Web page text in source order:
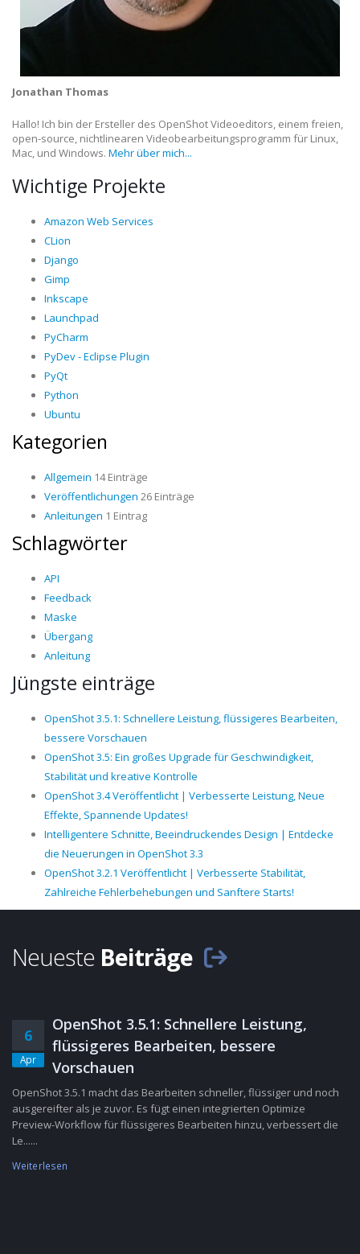
Jonathan Thomas
Hallo! Ich bin der Ersteller des OpenShot Videoeditors, einem freien,
open-source, nichtlinearen Videobearbeitungsprogramm für Linux,
Mac, und Windows. Mehr über mich...
Wichtige Projekte
Amazon Web Services
CLion
Django
Gimp
Inkscape
Launchpad
PyCharm
PyDev - Eclipse Plugin
PyQt
Python
Ubuntu
Kategorien
Allgemein 14 Einträge
Veröffentlichungen 26 Einträge
Anleitungen 1 Eintrag
Schlagwörter
API
Feedback
Maske
Übergang
Anleitung
Jüngste einträge
OpenShot 3.5.1: Schnellere Leistung, flüssigeres Bearbeiten,
bessere Vorschauen
OpenShot 3.5: Ein großes Upgrade für Geschwindigkeit,
Stabilität und kreative Kontrolle
OpenShot 3.4 Veröffentlicht | Verbesserte Leistung, Neue
Effekte, Spannende Updates!
Intelligentere Schnitte, Beeindruckendes Design | Entdecke
die Neuerungen in OpenShot 3.3
OpenShot 3.2.1 Veröffentlicht | Verbesserte Stabilität,
Zahlreiche Fehlerbehebungen und Sanftere Starts!
Neueste Beiträge
6
Apr
OpenShot 3.5.1: Schnellere Leistung,
flüssigeres Bearbeiten, bessere
Vorschauen
OpenShot 3.5.1 macht das Bearbeiten schneller, flüssiger und noch
ausgereifter als je zuvor. Es fügt einen integrierten Optimize
Preview-Workflow für flüssigeres Bearbeiten hinzu, verbessert die
Le......
Weiterlesen